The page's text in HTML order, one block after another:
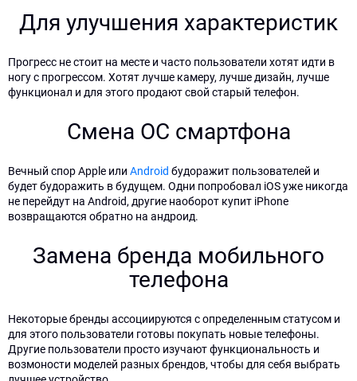
Для улучшения характеристик
Прогресс не стоит на месте и часто пользователи хотят идти в
ногу с прогрессом. Хотят лучше камеру, лучше дизайн, лучше
функционал и для этого продают свой старый телефон.
Смена ОС смартфона
Вечный спор Apple или Android будоражит пользователей и
будет будоражить в будущем. Одни попробовал iOS уже никогда
не перейдут на Android, другие наоборот купит iPhone
возвращаются обратно на андроид.
Замена бренда мобильного
телефона
Некоторые бренды ассоциируются с определенным статусом и
для этого пользователи готовы покупать новые телефоны.
Другие пользователи просто изучают функциональность и
возмоности моделей разных брендов, чтобы для себя выбрать